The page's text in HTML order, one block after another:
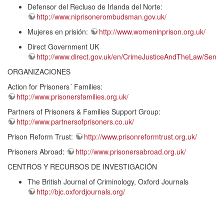
Defensor del Recluso de Irlanda del Norte:
http://www.niprisonerombudsman.gov.uk/
Mujeres en prisión:
http://www.womeninprison.org.uk/
Direct Government UK
http://www.direct.gov.uk/en/CrimeJusticeAndTheLaw/
ORGANIZACIONES
Action for Prisoners´ Families:
http://www.prisonersfamilies.org.uk/
Partners of Prisoners & Families Support Group:
http://www.partnersofprisoners.co.uk/
Prison Reform Trust:
http://www.prisonreformtrust.org.uk/
Prisoners Abroad:
http://www.prisonersabroad.org.uk/
CENTROS Y RECURSOS DE INVESTIGACIÓN
The British Journal of Criminology, Oxford Journals
http://bjc.oxfordjournals.org/